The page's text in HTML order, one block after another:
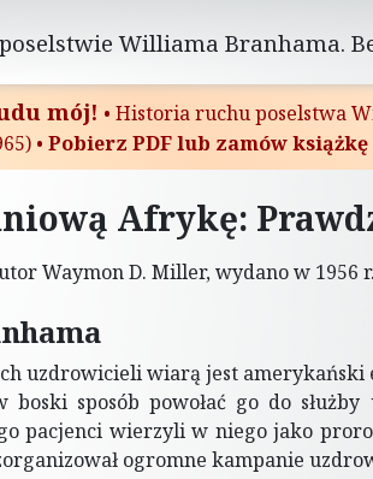
Williama Branhama.
mój! • Historia ruchu poselstwa
• Pobierz PDF lub zamów książkę
Afrykę:
Waymon D. Miller, wydano w 1956 r.
uzdrowicieli wiarą jest
boski sposób powołać go do
pacjenci wierzyli w niego jako
ogromne kampanie